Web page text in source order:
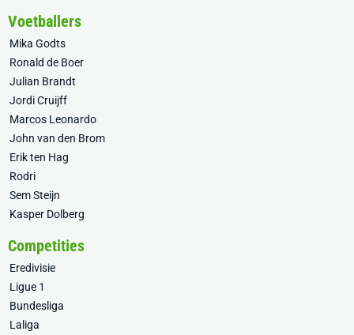
Voetballers
Mika Godts
Ronald de Boer
Julian Brandt
Jordi Cruijff
Marcos Leonardo
John van den Brom
Erik ten Hag
Rodri
Sem Steijn
Kasper Dolberg
Competities
Eredivisie
Ligue 1
Bundesliga
Laliga